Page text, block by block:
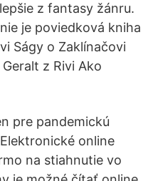
z fantasy žánru.
je poviedková kniha
Ságy o Zaklínačovi
z Rivi Ako
pre pandemickú
online
na stiahnutie vo